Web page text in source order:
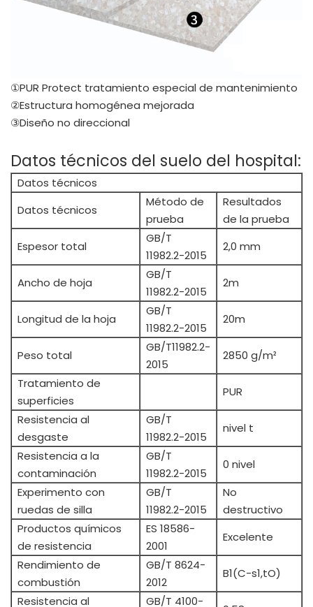
①PUR Protect tratamiento especial de mantenimiento
②Estructura homogénea mejorada
③Diseño no direccional
Datos técnicos del suelo del hospital:
Datos técnicos
Datos técnicos
Método de
prueba
Resultados
de la prueba
Espesor total
GB/T
11982.2-2015
2,0 mm
Ancho de hoja
GB/T
11982.2-2015
2m
Longitud de la hoja
GB/T
11982.2-2015
20m
Peso total
GB/T11982.2-
2015
2850 g/m²
Tratamiento de
superficies
PUR
Resistencia al
desgaste
GB/T
11982.2-2015
nivel t
Resistencia a la
contaminación
GB/T
11982.2-2015
0 nivel
Experimento con
ruedas de silla
GB/T
11982.2-2015
No
destructivo
Productos químicos
de resistencia
ES 18586-
2001
Excelente
Rendimiento de
combustión
GB/T 8624-
2012
B1(C-s1,tO)
Resistencia al
GB/T 4100-